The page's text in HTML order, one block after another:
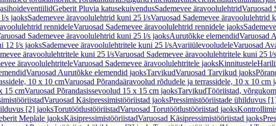
Geberit Pluvia katusekuivendusSademevee äravoolulehtridVaruosad
s jaoksSademevee äravoolulehtrid kuni 25 l/sVaruosad Sademevee äravoolulehtrid
rennideleVaruosad Sademevee äravoolulehtrid rennidele jaoks
Sademevee äravoolulehtrid kuni 25 l/s jaoksAurutõkke elemendidVaruosad
12 l/s jaoksSademevee äravoolulehtritele kuni 25 l/sAvariiülevooludeleVaruosad
äravoolulehtritele kuni 25 l/sVaruosad Sademevee äravoolulehtritele kuni 25 l/
äravoolulehtriteleVaruosad Sademevee äravoolulehtritele jaoksKinnitustele
Varuosad Aurutõkke elemendid jaoksTarvikudVaruosad Tarvikud jaoks
10 x 10 cmVaruosad Põrandaäravoolud rõdudele ja terrassidele, 10 x 10 cm
15 cmVaruosad Põrandasissevoolud 15 x 15 cm jaoksTarvikudTööriistad,
Varuosad Käsipressimistööriistad jaoksPressimistööriistade ühilduvus
[2] jaoksTorutöötlustööriistadVaruosad Torutöötlustööriistad jaoks
Meplale jaoksKäsipressimistööriistadVaruosad Käsipressimistööriistad jaoks